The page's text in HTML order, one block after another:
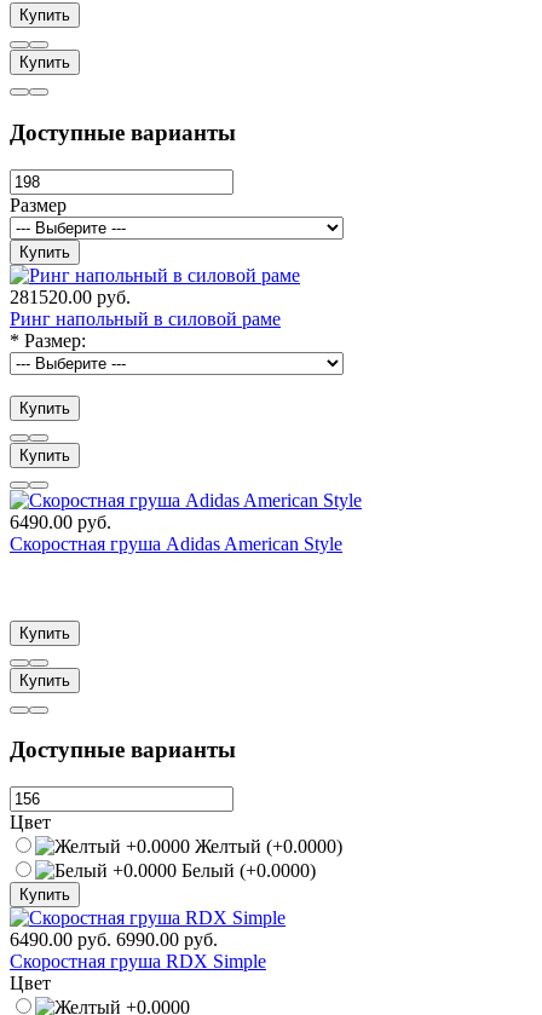
Купить
Купить
Доступные варианты
Размер
Купить
281520.00 руб.
Ринг напольный в силовой раме
* Размер:
Купить
Купить
6490.00 руб.
Скоростная груша Adidas American Style
Купить
Купить
Доступные варианты
Цвет
Желтый (+0.0000)
Белый (+0.0000)
Купить
6490.00 руб. 6990.00 руб.
Скоростная груша RDX Simple
Цвет